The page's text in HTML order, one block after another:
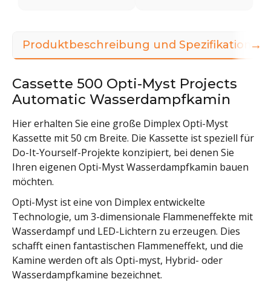
Produktbeschreibung und Spezifikationen
Cassette 500 Opti-Myst Projects
Automatic Wasserdampfkamin
Hier erhalten Sie eine große Dimplex Opti-Myst
Kassette mit 50 cm Breite. Die Kassette ist speziell für
Do-It-Yourself-Projekte konzipiert, bei denen Sie
Ihren eigenen Opti-Myst Wasserdampfkamin bauen
möchten.
Opti-Myst ist eine von Dimplex entwickelte
Technologie, um 3-dimensionale Flammeneffekte mit
Wasserdampf und LED-Lichtern zu erzeugen. Dies
schafft einen fantastischen Flammeneffekt, und die
Kamine werden oft als Opti-myst, Hybrid- oder
Wasserdampfkamine bezeichnet.
→